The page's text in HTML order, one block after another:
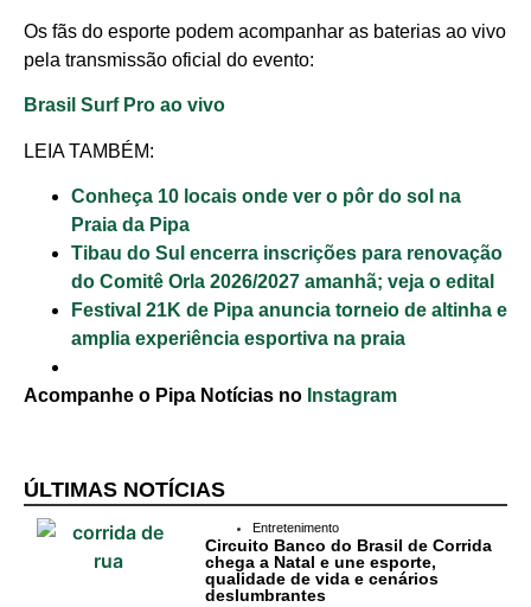
Os fãs do esporte podem acompanhar as baterias ao vivo
pela transmissão oficial do evento:
Brasil Surf Pro ao vivo
LEIA TAMBÉM:
Conheça 10 locais onde ver o pôr do sol na
Praia da Pipa
Tibau do Sul encerra inscrições para renovação
do Comitê Orla 2026/2027 amanhã; veja o edital
Festival 21K de Pipa anuncia torneio de altinha e
amplia experiência esportiva na praia
Acompanhe o Pipa Notícias no Instagram
ÚLTIMAS NOTÍCIAS
Entretenimento
Circuito Banco do Brasil de Corrida
chega a Natal e une esporte,
qualidade de vida e cenários
deslumbrantes